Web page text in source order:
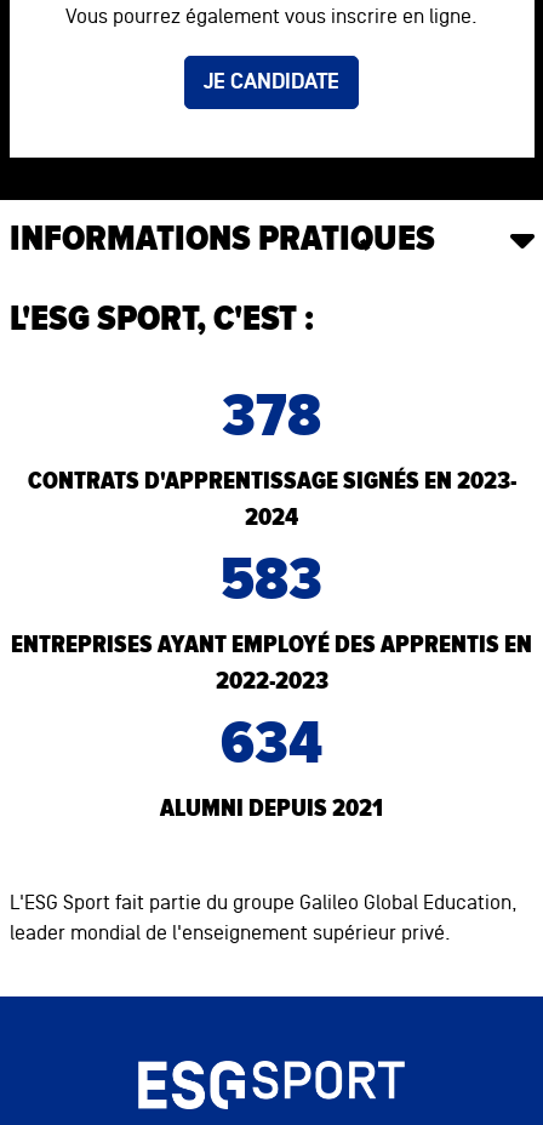
Vous pourrez également vous inscrire en ligne.
JE CANDIDATE
INFORMATIONS PRATIQUES
L'ESG SPORT, C'EST :
378
CONTRATS D'APPRENTISSAGE SIGNÉS EN 2023-
2024
583
ENTREPRISES AYANT EMPLOYÉ DES APPRENTIS EN
2022-2023
634
ALUMNI DEPUIS 2021
L'ESG Sport fait partie du groupe Galileo Global Education,
leader mondial de l'enseignement supérieur privé.